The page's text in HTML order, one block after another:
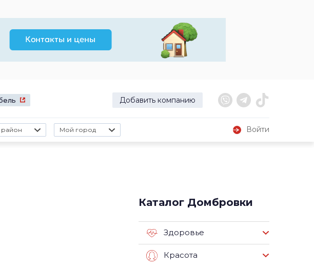
Добавить компанию
Мой город Войти
Каталог Домбровки
Здоровье
Красота